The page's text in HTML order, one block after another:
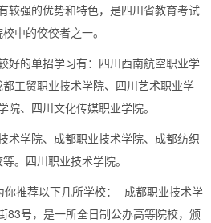
较强的优势和特色，是四川省教育考试
中的佼佼者之一。
好的单招学习有：四川西南航空职业学
工贸职业技术学院、四川艺术职业学
院、四川文化传媒职业学院。
术学院、成都职业技术学院、成都纺织
。四川职业技术学院。
推荐以下几所学校：- 成都职业技术学
83号，是一所全日制公办高等院校，颁